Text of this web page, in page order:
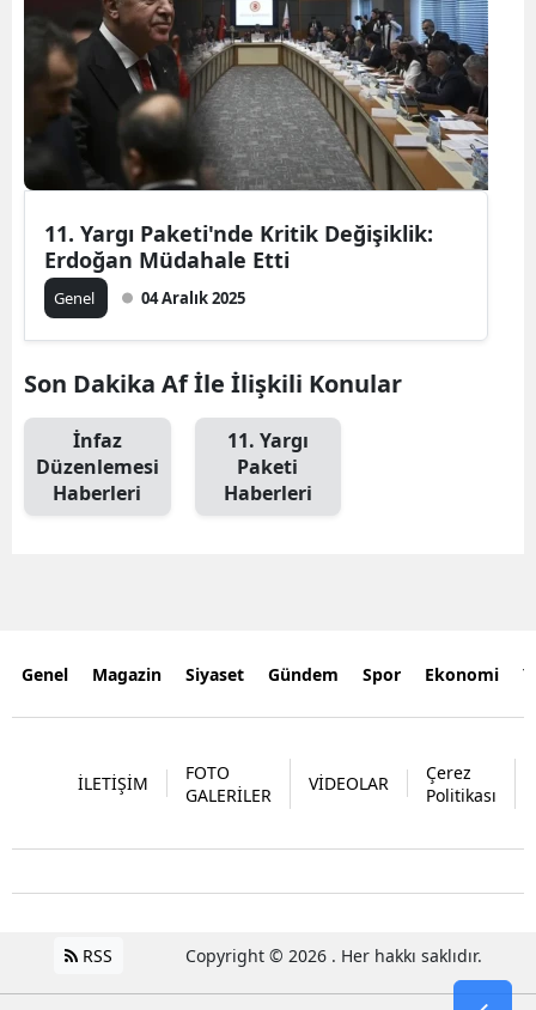
11. Yargı Paketi'nde Kritik Değişiklik:
Erdoğan Müdahale Etti
Genel 04 Aralık 2025
Son Dakika Af İle İlişkili Konular
İnfaz
Düzenlemesi
Haberleri
11. Yargı
Paketi
Haberleri
Genel Magazin Siyaset Gündem Spor Ekonomi
İLETİŞİM
FOTO
GALERİLER
VİDEOLAR
Çerez
Politikası
RSS Copyright © 2026 . Her hakkı saklıdır.